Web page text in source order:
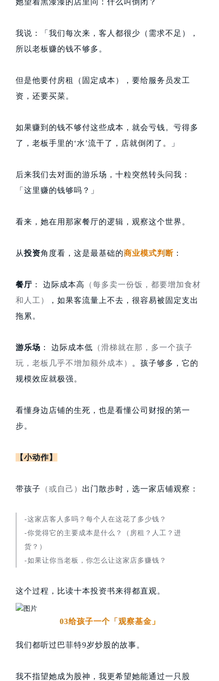
她望着黑漆漆的店里问：什么叫倒闭？
我说：「我们每次来，客人都很少（需求不足），
所以老板赚的钱不够多。
但是他要付房租（固定成本），要给服务员发工
资，还要买菜。
如果赚到的钱不够付这些成本，就会亏钱。亏得多
了，老板手里的‘水’流干了，店就倒闭了。」
后来我们去对面的游乐场，十粒突然转头问我：
「这里赚的钱够吗？」
看来，她在用那家餐厅的逻辑，观察这个世界。
从投资角度看，这是最基础的商业模式判断 ：
餐厅 ： 边际成本高
（每多卖一份饭，都要增加食材
和人工）
，如果客流量上不去，很容易被固定支出
拖累。
游乐场 ： 边际成本低 （滑梯就在那，多一个孩子
玩，老板几乎不增加额外成本）
。孩子够多，它的
规模效应就极强。
看懂身边店铺的生死，也是看懂公司财报的第一
步。
【小动作】
带孩子 （或自己） 出门散步时，选一家店铺观察：
-这家店客人多吗？每个人在这花了多少钱？
-你觉得它的主要成本是什么？（房租？人工？进
货？）
-如果让你当老板，你怎么让这家店多赚钱？
这个过程，比读十本投资书来得都直观。
03给孩子一个「观察基金」
我们都听过巴菲特9岁炒股的故事。
我不指望她成为股神，我更希望她能通过一只股